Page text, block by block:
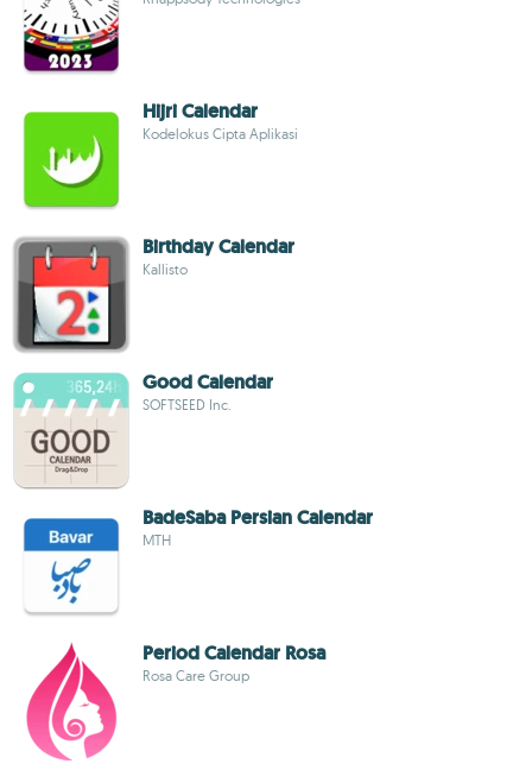
Hijri Calendar
Kodelokus Cipta Aplikasi
Birthday Calendar
Kallisto
Good Calendar
SOFTSEED Inc.
BadeSaba Persian Calendar
MTH
Period Calendar Rosa
Rosa Care Group